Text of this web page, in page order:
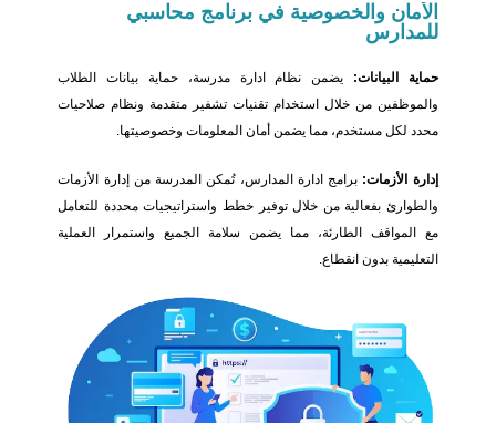
الأمان والخصوصية في برنامج محاسبي
للمدارس
حماية البيانات: يضمن نظام ادارة مدرسة، حماية بيانات الطلاب
والموظفين من خلال استخدام تقنيات تشفير متقدمة ونظام صلاحيات
محدد لكل مستخدم، مما يضمن أمان المعلومات وخصوصيتها.
إدارة الأزمات: برامج ادارة المدارس، تُمكن المدرسة من إدارة الأزمات
والطوارئ بفعالية من خلال توفير خطط واستراتيجيات محددة للتعامل
مع المواقف الطارئة، مما يضمن سلامة الجميع واستمرار العملية
التعليمية بدون انقطاع.